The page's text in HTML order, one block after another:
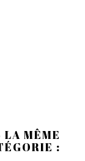
MÊME
: